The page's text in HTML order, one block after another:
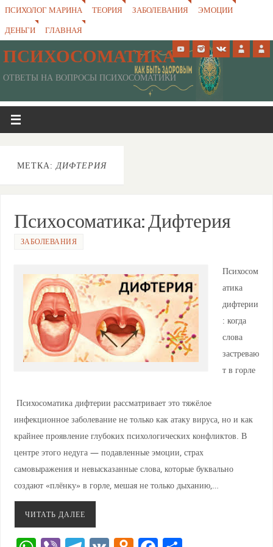
ПСИХОЛОГ МАРИНА ТЕОРИЯ ЗАБОЛЕВАНИЯ
ЭМОЦИИ
ДЕНЬГИ
ГЛАВНАЯ
ПСИХОСОМАТИКА
ОТВЕТЫ НА ВОПРОСЫ ПСИХОСОМАТИКИ
МЕТКА:ДИФТЕРИЯ
Психосоматика: Дифтерия
ЗАБОЛЕВАНИЯ
Психосом
атика
дифтерии
: когда
слова
застреваю
т в горле
Психосоматика дифтерии рассматривает это тяжёлое
инфекционное заболевание не только как атаку вируса, но и как
крайнее проявление глубоких психологических конфликтов. В
центре этого недуга — подавленные эмоции, страх
самовыражения и невысказанные слова, которые буквально
создают «плёнку» в горле, мешая не только дыханию,…
ЧИТАТЬ ДАЛЕЕ